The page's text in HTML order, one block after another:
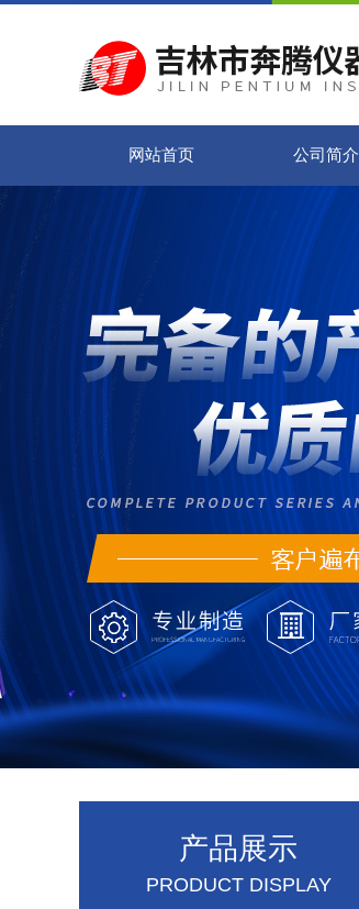
网站首页 公司简介
产品展示
PRODUCT DISPLAY